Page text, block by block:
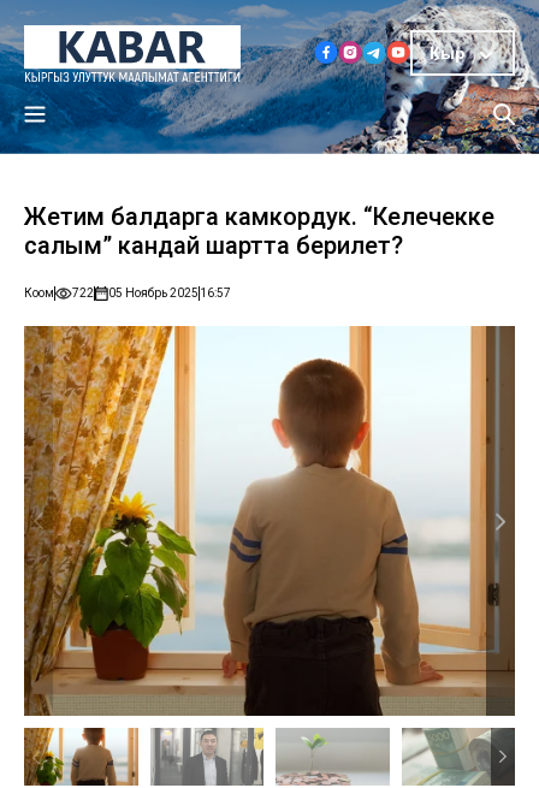
Кыр
Жетим балдарга камкордук. “Келечекке
салым” кандай шартта берилет?
Коом 722 05 Ноябрь 2025 16:57